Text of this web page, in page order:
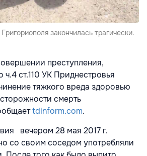
закончилась трагически.
преступления,
ч.4 ст.110 УК Приднестровья
тяжкого вреда здоровью
смерть
tdinform.com.
вечером 28 мая 2017 г.
со своим соседом употребляли